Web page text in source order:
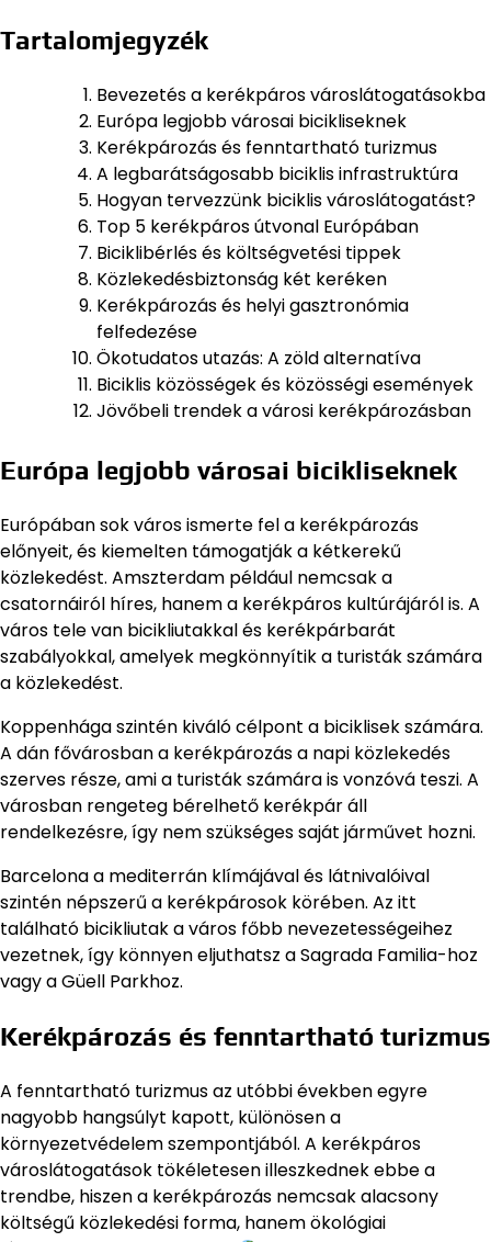
Tartalomjegyzék
Bevezetés a kerékpáros városlátogatásokba
Európa legjobb városai bicikliseknek
Kerékpározás és fenntartható turizmus
A legbarátságosabb biciklis infrastruktúra
Hogyan tervezzünk biciklis városlátogatást?
Top 5 kerékpáros útvonal Európában
Biciklibérlés és költségvetési tippek
Közlekedésbiztonság két keréken
Kerékpározás és helyi gasztronómia
felfedezése
Ökotudatos utazás: A zöld alternatíva
Biciklis közösségek és közösségi események
Jövőbeli trendek a városi kerékpározásban
Európa legjobb városai bicikliseknek
Európában sok város ismerte fel a kerékpározás
előnyeit, és kiemelten támogatják a kétkerekű
közlekedést. Amszterdam például nemcsak a
csatornáiról híres, hanem a kerékpáros kultúrájáról is. A
város tele van bicikliutakkal és kerékpárbarát
szabályokkal, amelyek megkönnyítik a turisták számára
a közlekedést.
Koppenhága szintén kiváló célpont a biciklisek számára.
A dán fővárosban a kerékpározás a napi közlekedés
szerves része, ami a turisták számára is vonzóvá teszi. A
városban rengeteg bérelhető kerékpár áll
rendelkezésre, így nem szükséges saját járművet hozni.
Barcelona a mediterrán klímájával és látnivalóival
szintén népszerű a kerékpárosok körében. Az itt
található bicikliutak a város főbb nevezetességeihez
vezetnek, így könnyen eljuthatsz a Sagrada Familia-hoz
vagy a Güell Parkhoz.
Kerékpározás és fenntartható turizmus
A fenntartható turizmus az utóbbi években egyre
nagyobb hangsúlyt kapott, különösen a
környezetvédelem szempontjából. A kerékpáros
városlátogatások tökéletesen illeszkednek ebbe a
trendbe, hiszen a kerékpározás nemcsak alacsony
költségű közlekedési forma, hanem ökológiai